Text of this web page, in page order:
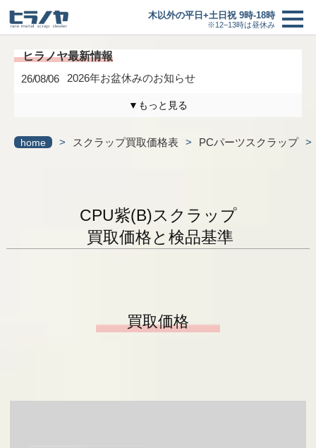
木以外の平日+土日祝 9時-18時
※12–13時は昼休み
買取の流れ
26/08/06 2026年お盆休みのお知らせ
▼もっと見る
最新情報一覧へ
home > スクラップ買取価格表 > PCパーツスクラップ >
CPU紫(B)スクラップ
買取価格と検品基準
買取価格